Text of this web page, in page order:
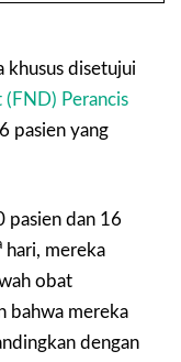
khusus disetujui
(FND) Perancis
pasien yang
pasien dan 16
hari, mereka
obat
bahwa mereka
dengan